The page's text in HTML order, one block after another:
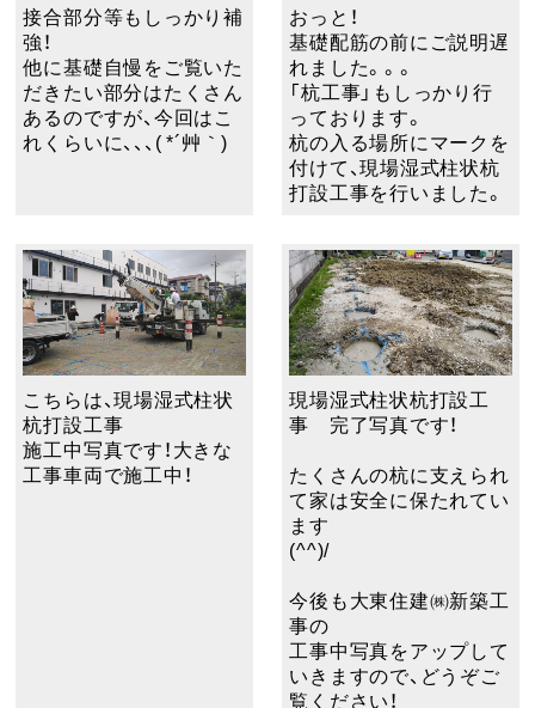
接合部分等もしっかり補
強！
他に基礎自慢をご覧いた
だきたい部分はたくさん
あるのですが、今回はこ
れくらいに、、、( *´艸｀)
おっと！
基礎配筋の前にご説明遅
れました。。。
「杭工事」もしっかり行
っております。
杭の入る場所にマークを
付けて、現場湿式柱状杭
打設工事を行いました。
こちらは、現場湿式柱状
杭打設工事
施工中写真です！大きな
工事車両で施工中！
現場湿式柱状杭打設工
事 完了写真です！
たくさんの杭に支えられ
て家は安全に保たれてい
ます
(^^)/
今後も大東住建㈱新築工
事の
工事中写真をアップして
いきますので、どうぞご
覧ください！